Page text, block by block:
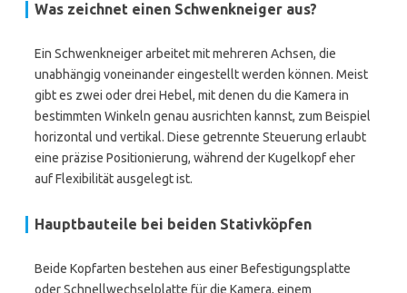
Was zeichnet einen Schwenkneiger aus?
Ein Schwenkneiger arbeitet mit mehreren Achsen, die
unabhängig voneinander eingestellt werden können. Meist
gibt es zwei oder drei Hebel, mit denen du die Kamera in
bestimmten Winkeln genau ausrichten kannst, zum Beispiel
horizontal und vertikal. Diese getrennte Steuerung erlaubt
eine präzise Positionierung, während der Kugelkopf eher
auf Flexibilität ausgelegt ist.
Hauptbauteile bei beiden Stativköpfen
Beide Kopfarten bestehen aus einer Befestigungsplatte
oder Schnellwechselplatte für die Kamera, einem